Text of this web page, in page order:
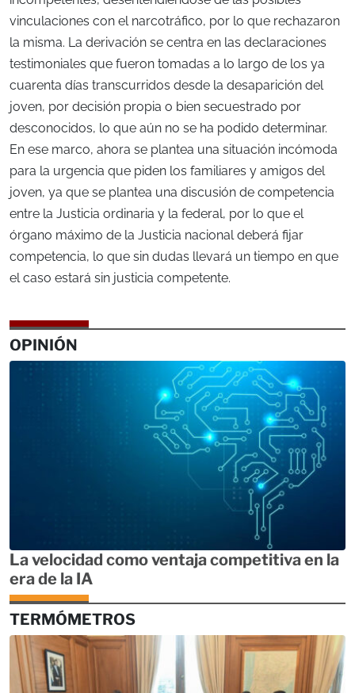
vinculaciones con el narcotráfico, por lo que rechazaron
la misma. La derivación se centra en las declaraciones
testimoniales que fueron tomadas a lo largo de los ya
cuarenta días transcurridos desde la desaparición del
joven, por decisión propia o bien secuestrado por
desconocidos, lo que aún no se ha podido determinar.
En ese marco, ahora se plantea una situación incómoda
para la urgencia que piden los familiares y amigos del
joven, ya que se plantea una discusión de competencia
entre la Justicia ordinaria y la federal, por lo que el
órgano máximo de la Justicia nacional deberá fijar
competencia, lo que sin dudas llevará un tiempo en que
el caso estará sin justicia competente.
OPINIÓN
La velocidad como ventaja competitiva en la
era de la IA
TERMÓMETROS